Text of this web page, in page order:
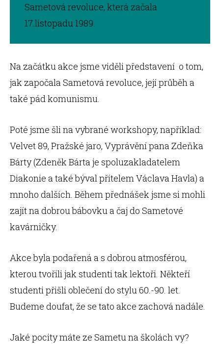
Sametová revoluce, která začala
17.listopadu 1989.
Na začátku akce jsme viděli představení o tom,
jak započala Sametová revoluce, její průběh a
také pád komunismu.
Poté jsme šli na vybrané workshopy, například:
Velvet 89, Pražské jaro, Vyprávění pana Zdeňka
Bárty (Zdeněk Bárta je spoluzakladatelem
Diakonie a také býval přítelem Václava Havla) a
mnoho dalších. Během přednášek jsme si mohli
zajít na dobrou bábovku a čaj do Sametové
kavárničky.
Akce byla podařená a s dobrou atmosférou,
kterou tvořili jak studenti tak lektoři. Někteří
studenti přišli oblečení do stylu 60.-90. let.
Budeme doufat, že se tato akce zachová nadále.
Jaké pocity máte ze Sametu na školách vy?